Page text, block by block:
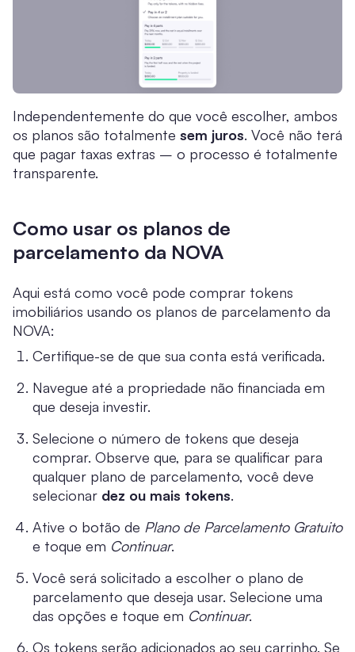
Independentemente do que você escolher, ambos
os planos são totalmente sem juros. Você não terá
que pagar taxas extras – o processo é totalmente
transparente.
Como usar os planos de
parcelamento da NOVA
Aqui está como você pode comprar tokens
imobiliários usando os planos de parcelamento da
NOVA:
Certifique-se de que sua conta está verificada.
Navegue até a propriedade não financiada em
que deseja investir.
Selecione o número de tokens que deseja
comprar. Observe que, para se qualificar para
qualquer plano de parcelamento, você deve
selecionar dez ou mais tokens.
Ative o botão de Plano de Parcelamento Gratuito
e toque em Continuar.
Você será solicitado a escolher o plano de
parcelamento que deseja usar. Selecione uma
das opções e toque em Continuar.
Os tokens serão adicionados ao seu carrinho. Se